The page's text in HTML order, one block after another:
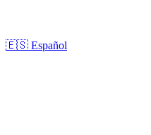
🇪🇸 Español